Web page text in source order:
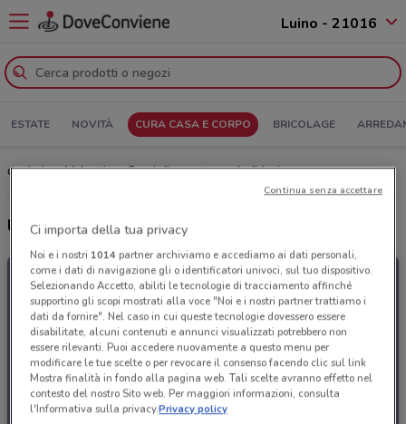
Luino - 21016
ESTATE NOVITÀ CURA CASA E CORPO BRICOLAGE
dm Luino: Volantino, Orari di apertura e Indirizzi
Ultime offerte del volantino dm
Ci importa della tua privacy
Noi e i nostri 1014partner archiviamo e accediamo ai dati personali,
come i dati di navigazione gli o identificatori univoci, sul tuo dispositivo.
Selezionando Accetto, abiliti le tecnologie di tracciamento affinché
supportino gli scopi mostrati alla voce "Noi e i nostri partner trattiamo i
dati da fornire". Nel caso in cui queste tecnologie dovessero essere
disabilitate, alcuni contenuti e annunci visualizzati potrebbero non
essere rilevanti. Puoi accedere nuovamente a questo menu per
modificare le tue scelte o per revocare il consenso facendo clic sul link
Mostra finalità in fondo alla pagina web. Tali scelte avranno effetto nel
contesto del nostro Sito web. Per maggiori informazioni, consulta
l'Informativa sulla privacy.Privacy policy
Continua senza accettare